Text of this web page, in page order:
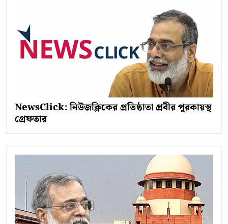
NewsClick: নিউজক্লিকের প্রতিষ্ঠাতা প্রবীর পুরকায়স্থ
গ্রেফতার